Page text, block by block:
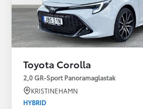
Toyota Corolla
2,0 GR-Sport Panoramaglastak
KRISTINEHAMN
HYBRID